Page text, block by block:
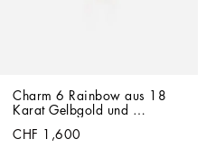
Charm 6 Rainbow aus 18
Karat Gelbgold und
CHF 1,600